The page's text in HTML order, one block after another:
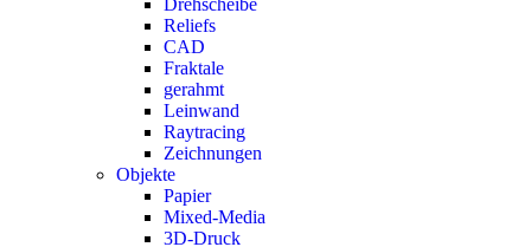
Reliefs
CAD
Fraktale
gerahmt
Leinwand
Raytracing
Zeichnungen
Objekte
Papier
Mixed-Media
3D-Druck